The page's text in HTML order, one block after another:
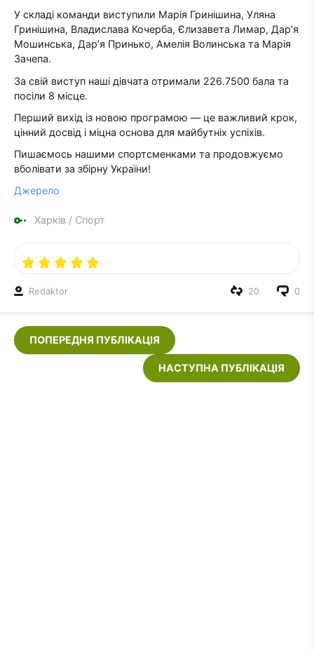
У складі команди виступили Марія Гринішина, Уляна
Гринішина, Владислава Кочерба, Єлизавета Лимар, Дар’я
Мошинська, Дар’я Принько, Амелія Волинська та Марія
Зачепа.
За свій виступ наші дівчата отримали 226.7500 бала та
посіли 8 місце.
Перший вихід із новою програмою — це важливий крок,
цінний досвід і міцна основа для майбутніх успіхів.
Пишаємось нашими спортсменками та продовжуємо
вболівати за збірну України!
Джерело
Харків / Спорт
Redaktor 0
20
ПОПЕРЕДНЯ ПУБЛІКАЦІЯ
НАСТУПНА ПУБЛІКАЦІЯ